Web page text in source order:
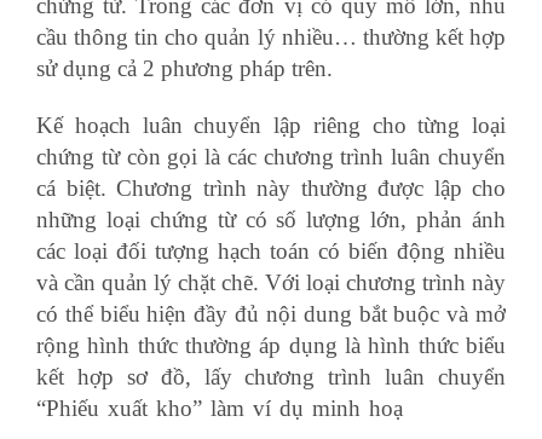
chứng từ. Trong các đơn vị có quy mô lớn, nhu
cầu thông tin cho quản lý nhiều… thường kết hợp
sử dụng cả 2 phương pháp trên.
Kế hoạch luân chuyển lập riêng cho từng loại
chứng từ còn gọi là các chương trình luân chuyển
cá biệt. Chương trình này thường được lập cho
những loại chứng từ có số lượng lớn, phản ánh
các loại đối tượng hạch toán có biến động nhiều
và cần quản lý chặt chẽ. Với loại chương trình này
có thể biểu hiện đầy đủ nội dung bắt buộc và mở
rộng hình thức thường áp dụng là hình thức biểu
kết hợp sơ đồ, lấy chương trình luân chuyển
“Phiếu xuất kho” làm ví dụ minh hoạ